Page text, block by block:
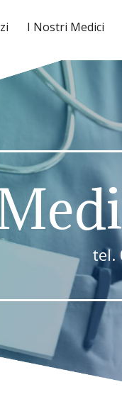
I Nostri Medici
tel.